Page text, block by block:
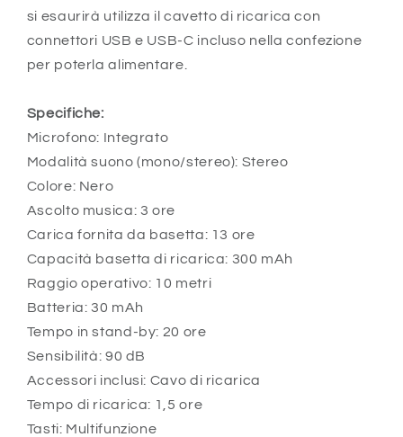
si esaurirà utilizza il cavetto di ricarica con
connettori USB e USB-C incluso nella confezione
per poterla alimentare.
Specifiche:
Microfono: Integrato
Modalità suono (mono/stereo): Stereo
Colore: Nero
Ascolto musica: 3 ore
Carica fornita da basetta: 13 ore
Capacità basetta di ricarica: 300 mAh
Raggio operativo: 10 metri
Batteria: 30 mAh
Tempo in stand-by: 20 ore
Sensibilità: 90 dB
Accessori inclusi: Cavo di ricarica
Tempo di ricarica: 1,5 ore
Tasti: Multifunzione